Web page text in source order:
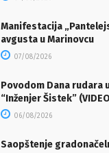
Manifestacija
avgusta u Marinovcu
07/08/2026
Povodom Dana rudara
“Inženjer Šistek”
06/08/2026
Saopštenje